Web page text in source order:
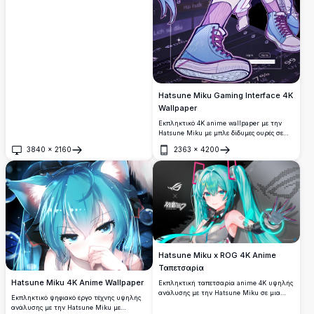
3840 × 2160
Άνοιγμα
Hatsune Miku Gaming Interface 4K
Wallpaper
Εκπληκτικό 4K anime wallpaper με την
Hatsune Miku με μπλε δίδυμες ουρές σε
κιθάρα ενάντια σε ένα φουτουριστικό
ψηφιακό περιβάλlon διεπαφής. Τέλειο
υψηλής ανάλυσης desktop wallpaper με
ζωντανή μωβ και μπλε cyberpunk
αισθητική για τους λάτρεις του anime.
2363 × 4200
Άνοιγμα
Hatsune Miku 4K Anime Wallpaper
Εκπληκτικό ψηφιακό έργο τέχνης υψηλής
ανάλυσης με την Hatsune Miku με
Hatsune Miku x ROG 4K Anime
Ταπετσαρία
Εκπληκτική ταπετσαρία anime 4K υψηλής
ανάλυσης με την Hatsune Miku σε μια